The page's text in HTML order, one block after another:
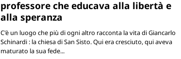
professore che educava alla libertà e
alla speranza
C'è un luogo che più di ogni altro racconta la vita di Giancarlo
Schinardi : la chiesa di San Sisto. Qui era cresciuto, qui aveva
maturato la sua fede...